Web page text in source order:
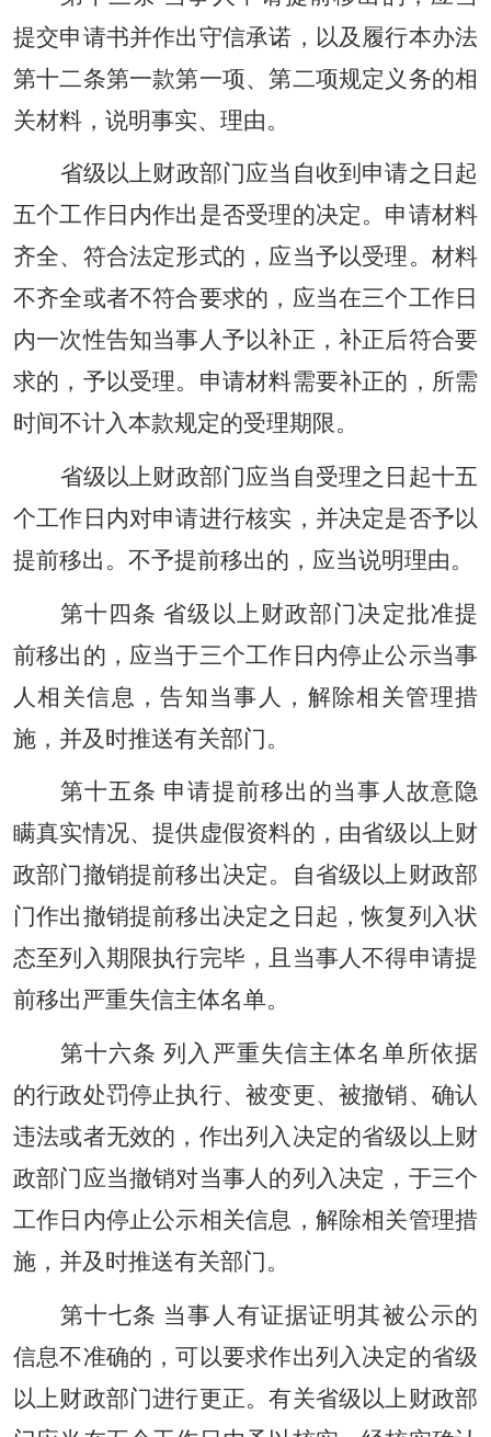
提交申请书并作出守信承诺，以及履行本办法
第十二条第一款第一项、第二项规定义务的相
关材料，说明事实、理由。
省级以上财政部门应当自收到申请之日起
五个工作日内作出是否受理的决定。申请材料
齐全、符合法定形式的，应当予以受理。材料
不齐全或者不符合要求的，应当在三个工作日
内一次性告知当事人予以补正，补正后符合要
求的，予以受理。申请材料需要补正的，所需
时间不计入本款规定的受理期限。
省级以上财政部门应当自受理之日起十五
个工作日内对申请进行核实，并决定是否予以
提前移出。不予提前移出的，应当说明理由。
第十四条 省级以上财政部门决定批准提
前移出的，应当于三个工作日内停止公示当事
人相关信息，告知当事人，解除相关管理措
施，并及时推送有关部门。
第十五条 申请提前移出的当事人故意隐
瞒真实情况、提供虚假资料的，由省级以上财
政部门撤销提前移出决定。自省级以上财政部
门作出撤销提前移出决定之日起，恢复列入状
态至列入期限执行完毕，且当事人不得申请提
前移出严重失信主体名单。
第十六条 列入严重失信主体名单所依据
的行政处罚停止执行、被变更、被撤销、确认
违法或者无效的，作出列入决定的省级以上财
政部门应当撤销对当事人的列入决定，于三个
工作日内停止公示相关信息，解除相关管理措
施，并及时推送有关部门。
第十七条 当事人有证据证明其被公示的
信息不准确的，可以要求作出列入决定的省级
以上财政部门进行更正。有关省级以上财政部